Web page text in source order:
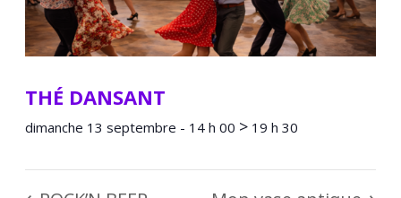
THÉ DANSANT
dimanche 13 septembre - 14 h 00 > 19 h 30